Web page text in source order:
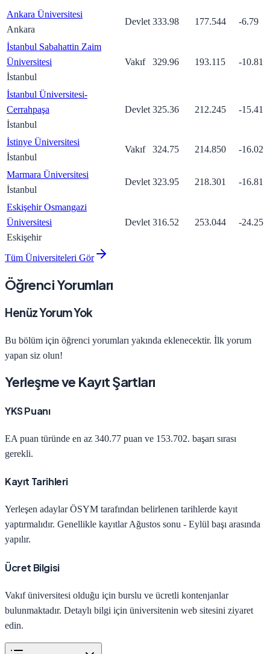
Ankara Üniversitesi
Ankara
Devlet 333.98 177.544 -6.79
İstanbul Sabahattin Zaim
Üniversitesi
İstanbul
Vakıf 329.96 193.115 -10.81
İstanbul Üniversitesi-
Cerrahpaşa
İstanbul
Devlet 325.36 212.245 -15.41
İstinye Üniversitesi
İstanbul
Vakıf 324.75 214.850 -16.02
Marmara Üniversitesi
İstanbul
Devlet 323.95 218.301 -16.81
Eskişehir Osmangazi
Üniversitesi
Eskişehir
Devlet 316.52 253.044 -24.25
Tüm Üniversiteleri Gör
Öğrenci Yorumları
Henüz Yorum Yok
Bu bölüm için öğrenci yorumları yakında eklenecektir. İlk yorum
yapan siz olun!
Yerleşme ve Kayıt Şartları
YKS Puanı
EA puan türünde en az 340.77 puan ve 153.702. başarı sırası
gerekli.
Kayıt Tarihleri
Yerleşen adaylar ÖSYM tarafından belirlenen tarihlerde kayıt
yaptırmalıdır. Genellikle kayıtlar Ağustos sonu - Eylül başı arasında
yapılır.
Ücret Bilgisi
Vakıf üniversitesi olduğu için burslu ve ücretli kontenjanlar
bulunmaktadır. Detaylı bilgi için üniversitenin web sitesini ziyaret
edin.